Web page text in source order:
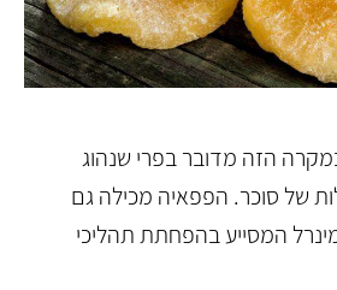
הזה מדובר בפרי שנהוג
של סוכר. הפפאיה מכילה גם
המסייע בהפחתת תהליכי